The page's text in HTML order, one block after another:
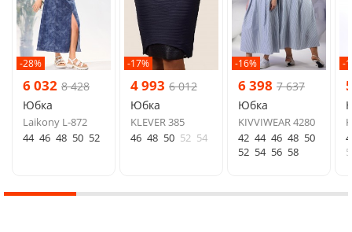
-28%
6 032 8 428
Юбка
Laikony L-872
44 46 48 50 52
-17%
4 993 6 012
Юбка
KLEVER 385
46 48 50 52 54
-16%
6 398 7 637
Юбка
KIVVIWEAR 4280
42 44 46 48 50
52 54 56 58
-